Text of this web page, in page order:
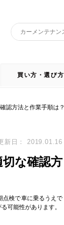
買い方・選び方
認方法と作業手順は？
新日： 2019.01.16
な確認方
点検で車に乗るうえで
可能性があります。